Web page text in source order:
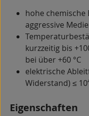
hohe chemische
aggressive
kurzzeitig bis
bei über +60 °C
elektrische
Widerstand) ≤ 10
Eigenschaften